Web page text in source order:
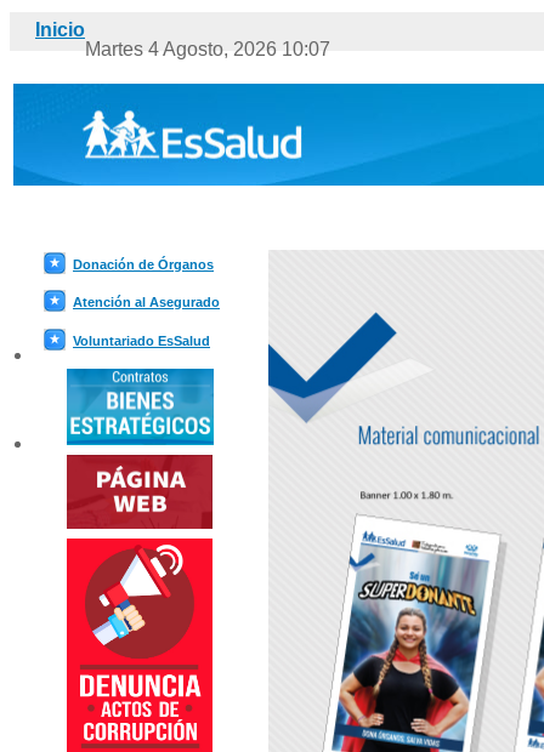
Inicio
Martes 4 Agosto, 2026 10:07
Donación de Órganos
Atención al Asegurado
Voluntariado EsSalud